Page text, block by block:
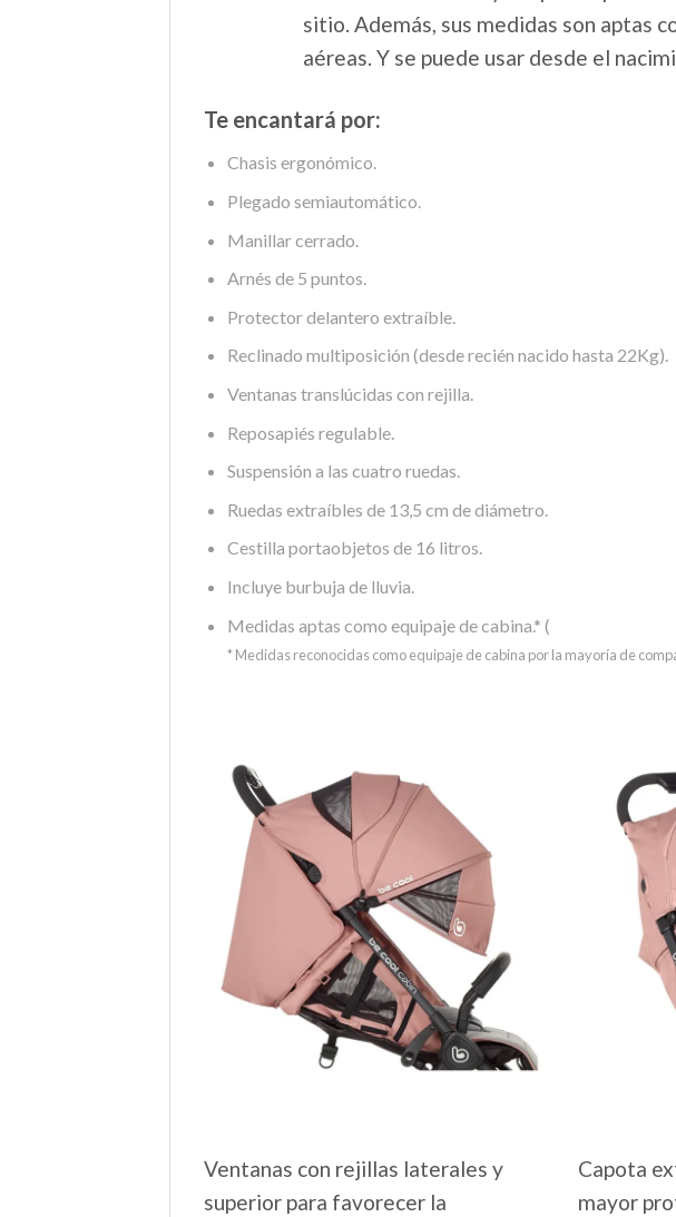
sitio. Además, sus medidas son aptas
aéreas. Y se puede usar desde el
Te encantará por:
Chasis ergonómico.
Plegado semiautomático.
Manillar cerrado.
Arnés de 5 puntos.
Protector delantero extraíble.
Reclinado multiposición (desde recién nacido hasta 22Kg).
Ventanas translúcidas con rejilla.
Reposapiés regulable.
Suspensión a las cuatro ruedas.
Ruedas extraíbles de 13,5 cm de diámetro.
Cestilla portaobjetos de 16 litros.
Incluye burbuja de lluvia.
Medidas aptas como equipaje de cabina.* (
* Medidas reconocidas como equipaje de cabina por la mayoría de
Ventanas con rejillas laterales y
superior para favorecer la
Capota
mayor